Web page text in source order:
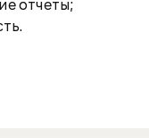
отчеты;